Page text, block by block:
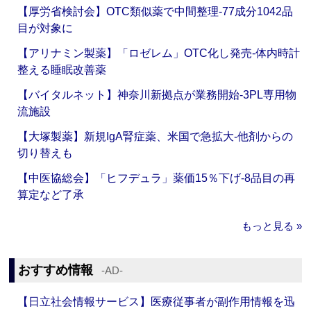
【厚労省検討会】OTC類似薬で中間整理‐77成分1042品
目が対象に
【アリナミン製薬】「ロゼレム」OTC化し発売‐体内時計
整える睡眠改善薬
【バイタルネット】神奈川新拠点が業務開始‐3PL専用物
流施設
【大塚製薬】新規IgA腎症薬、米国で急拡大‐他剤からの
切り替えも
【中医協総会】「ヒフデュラ」薬価15％下げ‐8品目の再
算定など了承
もっと見る »
おすすめ情報 ‐AD‐
【日立社会情報サービス】医療従事者が副作用情報を迅